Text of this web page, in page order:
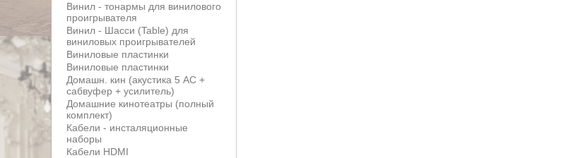
Винил - тонармы для винилового
проигрывателя
Винил - Шасси (Table) для
виниловых проигрывателей
Виниловые пластинки
Виниловые пластинки
Домашн. кин (акустика 5 АС +
сабвуфер + усилитель)
Домашние кинотеатры (полный
комплект)
Кабели - инсталяционные
наборы
Кабели HDMI